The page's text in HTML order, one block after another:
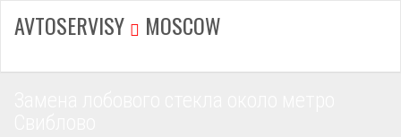
AVTOSERVISY MOSCOW